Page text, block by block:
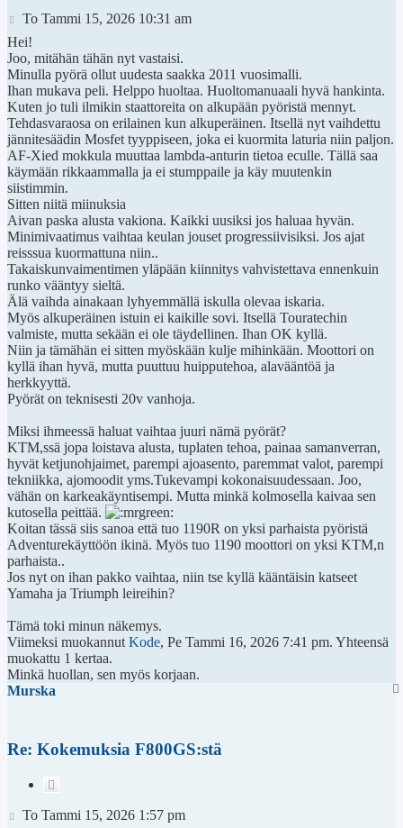
Viesti
To Tammi 15, 2026 10:31 am
Hei!
Joo, mitähän tähän nyt vastaisi.
Minulla pyörä ollut uudesta saakka 2011 vuosimalli.
Ihan mukava peli. Helppo huoltaa. Huoltomanuaali hyvä hankinta.
Kuten jo tuli ilmikin staattoreita on alkupään pyöristä mennyt.
Tehdasvaraosa on erilainen kun alkuperäinen. Itsellä nyt vaihdettu
jännitesäädin Mosfet tyyppiseen, joka ei kuormita laturia niin paljon.
AF-Xied mokkula muuttaa lambda-anturin tietoa eculle. Tällä saa
käymään rikkaammalla ja ei stumppaile ja käy muutenkin
siistimmin.
Sitten niitä miinuksia
Aivan paska alusta vakiona. Kaikki uusiksi jos haluaa hyvän.
Minimivaatimus vaihtaa keulan jouset progressiivisiksi. Jos ajat
reisssua kuormattuna niin..
Takaiskunvaimentimen yläpään kiinnitys vahvistettava ennenkuin
runko vääntyy sieltä.
Älä vaihda ainakaan lyhyemmällä iskulla olevaa iskaria.
Myös alkuperäinen istuin ei kaikille sovi. Itsellä Touratechin
valmiste, mutta sekään ei ole täydellinen. Ihan OK kyllä.
Niin ja tämähän ei sitten myöskään kulje mihinkään. Moottori on
kyllä ihan hyvä, mutta puuttuu huipputehoa, alavääntöä ja
herkkyyttä.
Pyörät on teknisesti 20v vanhoja.
Miksi ihmeessä haluat vaihtaa juuri nämä pyörät?
KTM,ssä jopa loistava alusta, tuplaten tehoa, painaa samanverran,
hyvät ketjunohjaimet, parempi ajoasento, paremmat valot, parempi
tekniikka, ajomoodit yms.Tukevampi kokonaisuudessaan. Joo,
vähän on karkeakäyntisempi. Mutta minkä kolmosella kaivaa sen
kutosella peittää.
Koitan tässä siis sanoa että tuo 1190R on yksi parhaista pyöristä
Adventurekäyttöön ikinä. Myös tuo 1190 moottori on yksi KTM,n
parhaista..
Jos nyt on ihan pakko vaihtaa, niin tse kyllä kääntäisin katseet
Yamaha ja Triumph leireihin?
Tämä toki minun näkemys.
Viimeksi muokannut Kode, Pe Tammi 16, 2026 7:41 pm. Yhteensä
muokattu 1 kertaa.
Minkä huollan, sen myös korjaan.
Murska
Re: Kokemuksia F800GS:stä
Viesti
To Tammi 15, 2026 1:57 pm